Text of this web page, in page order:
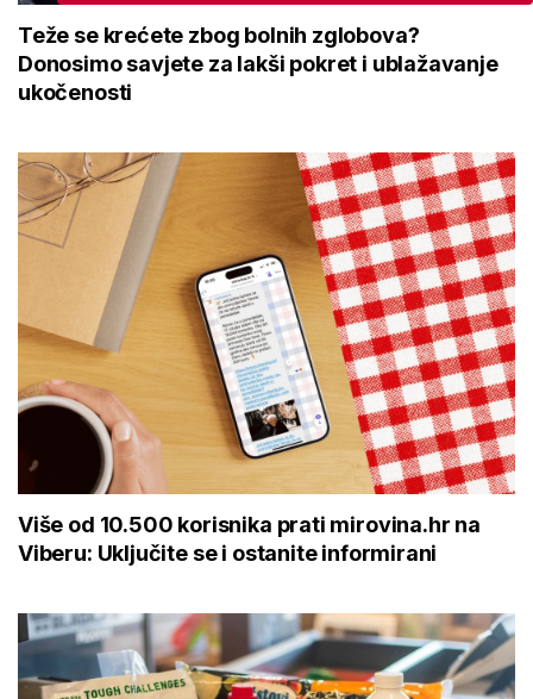
Teže se krećete zbog bolnih zglobova?
Donosimo savjete za lakši pokret i ublažavanje
ukočenosti
Više od 10.500 korisnika prati mirovina.hr na
Viberu: Uključite se i ostanite informirani